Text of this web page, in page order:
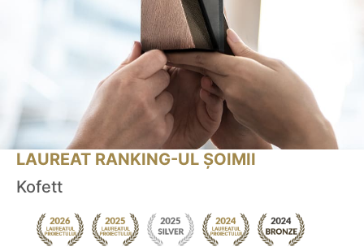
LAUREAT RANKING-UL ȘOIMII
Kofett